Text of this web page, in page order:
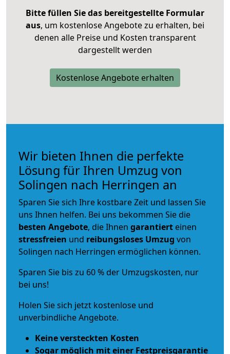
Bitte füllen Sie das bereitgestellte Formular
aus, um kostenlose Angebote zu erhalten, bei
denen alle Preise und Kosten transparent
dargestellt werden
Kostenlose Angebote erhalten
Wir bieten Ihnen die perfekte
Lösung für Ihren Umzug von
Solingen nach Herringen an
Sparen Sie sich Ihre kostbare Zeit und lassen Sie
uns Ihnen helfen. Bei uns bekommen Sie die
besten Angebote, die Ihnen garantiert einen
stressfreien und reibungsloses Umzug von
Solingen nach Herringen ermöglichen können.
Sparen Sie bis zu 60 % der Umzugskosten, nur
bei uns!
Holen Sie sich jetzt kostenlose und
unverbindliche Angebote.
Keine versteckten Kosten
Sogar möglich mit einer Festpreisgarantie